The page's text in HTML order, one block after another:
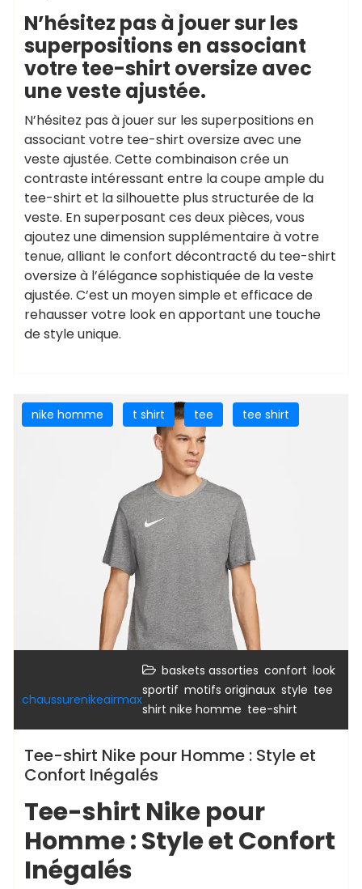
N’hésitez pas à jouer sur les
superpositions en associant
votre tee-shirt oversize avec
une veste ajustée.
N’hésitez pas à jouer sur les superpositions en
associant votre tee-shirt oversize avec une
veste ajustée. Cette combinaison crée un
contraste intéressant entre la coupe ample du
tee-shirt et la silhouette plus structurée de la
veste. En superposant ces deux pièces, vous
ajoutez une dimension supplémentaire à votre
tenue, alliant le confort décontracté du tee-shirt
oversize à l’élégance sophistiquée de la veste
ajustée. C’est un moyen simple et efficace de
rehausser votre look en apportant une touche
de style unique.
nike homme t shirt tee tee shirt
chaussurenikeairmax
baskets assorties confort look
sportif motifs originaux style tee
shirt nike homme tee-shirt
Tee-shirt Nike pour Homme : Style et
Confort Inégalés
Tee-shirt Nike pour
Homme : Style et Confort
Inégalés